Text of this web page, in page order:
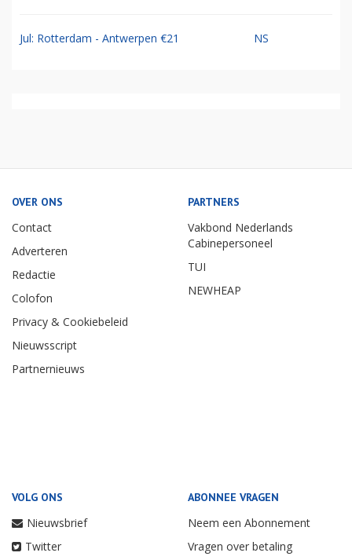
Jul: Rotterdam - Antwerpen €21 NS
OVER ONS
Contact
Adverteren
Redactie
Colofon
Privacy & Cookiebeleid
Nieuwsscript
Partnernieuws
PARTNERS
Vakbond Nederlands
Cabinepersoneel
TUI
NEWHEAP
VOLG ONS
Nieuwsbrief
Twitter
ABONNEE VRAGEN
Neem een Abonnement
Vragen over betaling